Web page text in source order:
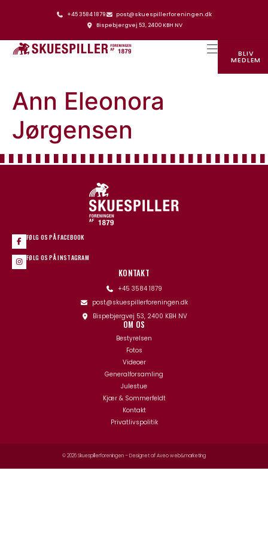
+45 3584 1879
post@skuespillerforeningen.dk
Bispebjergvej 53, 2400 KBH NV
BLIV
MEDLEM
Ann Eleonora
Jørgensen
FØLG OS PÅ FACEBOOK
FØLG OS PÅ INSTAGRAM
KONTAKT
+45 3584 1879
post@skuespillerforeningen.dk
Bispebjergvej 53, 2400 KBH NV
OM OS
Bestyrelsen
Fotos
Videoer
Generalforsamling
Julestue
Kjær & Sommerfeldt
Kontakt
Privatlivspolitik
© 2026 Skuespillerforeningen – Designet afAveo web&marketing